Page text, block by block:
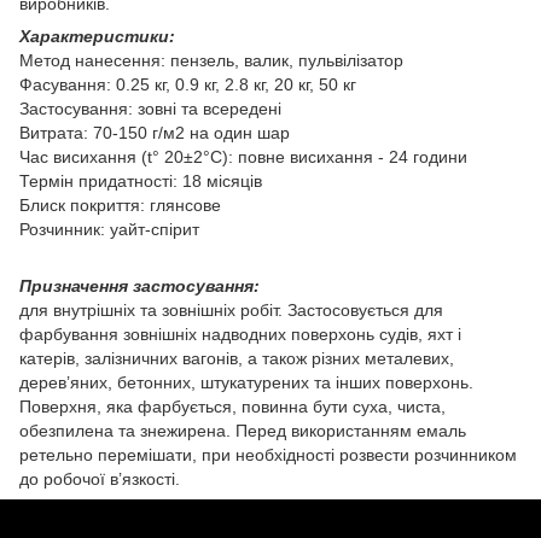
Характеристики:
Метод нанесення: пензель, валик, пульвілізатор
Фасування: 0.25 кг, 0.9 кг, 2.8 кг, 20 кг, 50 кг
Застосування: зовні та всередені
Витрата: 70-150 г/м2 на один шар
Час висихання (t° 20±2°C): повне висихання - 24 години
Термін придатності: 18 місяців
Блиск покриття: глянсове
Розчинник: уайт-спірит
Призначення застосування:
для внутрішніх та зовнішніх робіт. Застосовується для
фарбування зовнішніх надводних поверхонь судів, яхт і
катерів, залізничних вагонів, а також різних металевих,
дерев’яних, бетонних, штукатурених та інших поверхонь.
Поверхня, яка фарбується, повинна бути суха, чиста,
обезпилена та знежирена. Перед використанням емаль
ретельно перемішати, при необхідності розвести розчинником
до робочої в’язкості.